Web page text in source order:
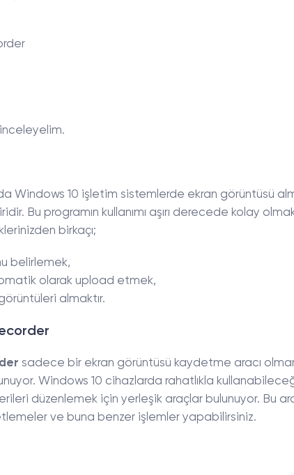
Windows 10 işletim sistemlerde ekran görüntüsü
Bu programın kullanımı aşırı derecede kolay
birkaçı;
belirlemek,
olarak upload etmek,
almaktır.
sadece bir ekran görüntüsü kaydetme aracı
Windows 10 cihazlarda rahatlıkla
düzenlemek için yerleşik araçlar bulunuyor. Bu
ve buna benzer işlemler yapabilirsiniz.